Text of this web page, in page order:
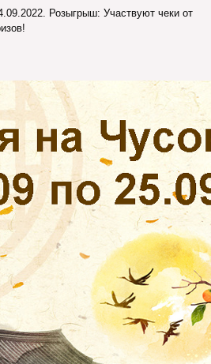
Розыгрыш: Участвуют чеки от